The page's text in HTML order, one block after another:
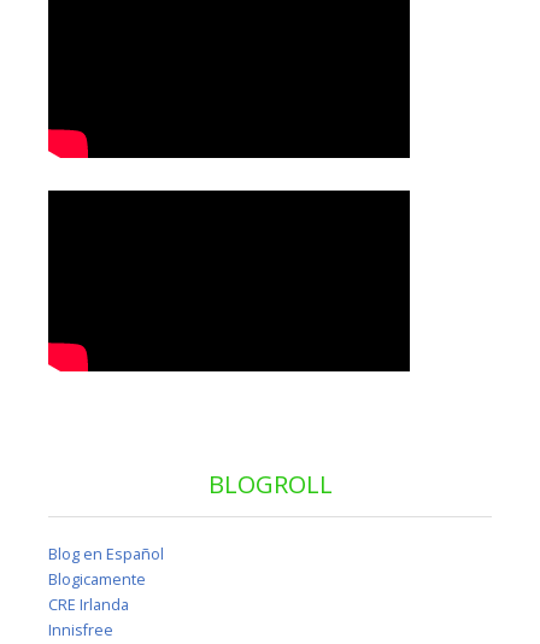
BLOGROLL
Blog en Español
Blogicamente
CRE Irlanda
Innisfree